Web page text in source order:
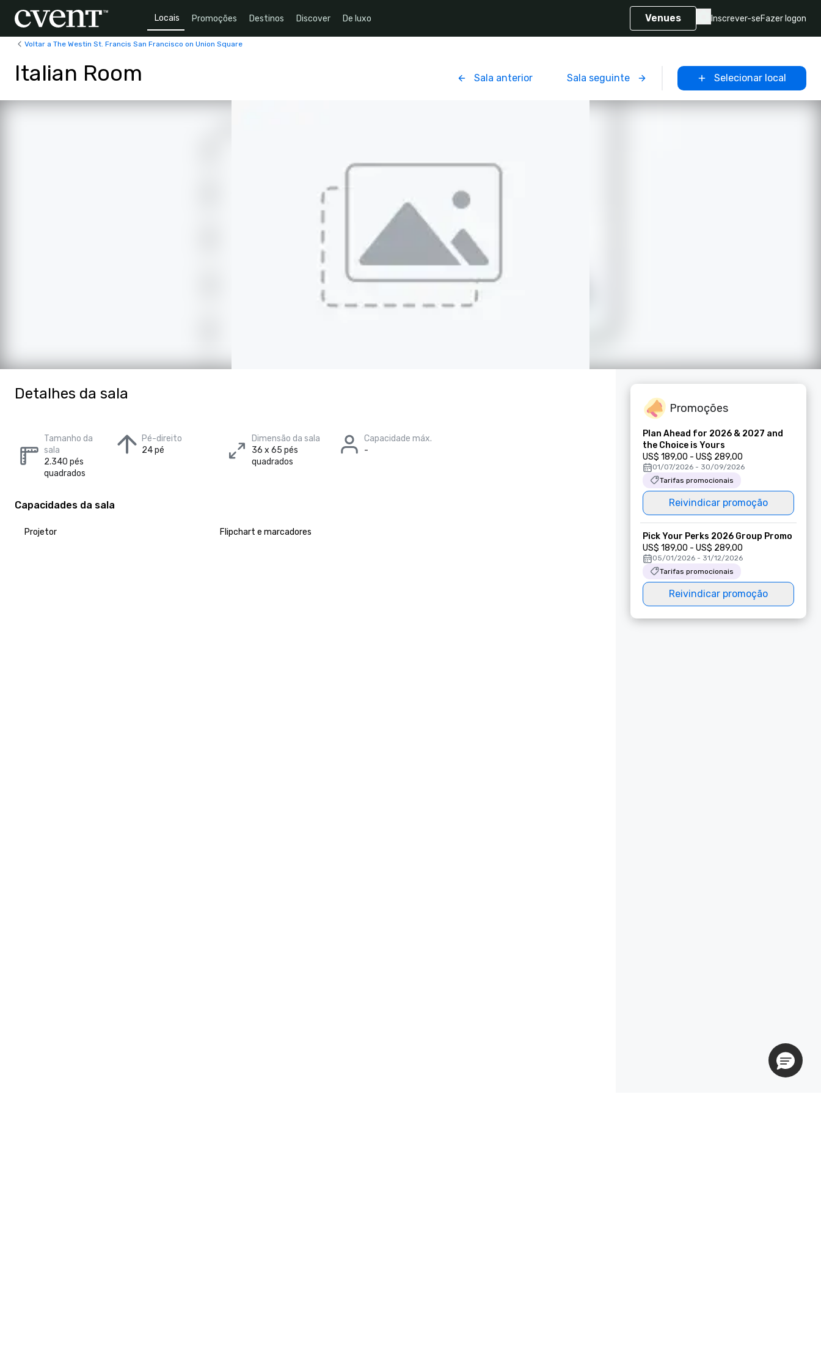
Locais Promoções Destinos Discover De luxo Venues Inscrever-seFazer logon
Voltar a The Westin St. Francis San Francisco on Union Square
Italian Room Sala anterior Sala seguinte Selecionar local
Detalhes da sala
Tamanho da
sala
2.340 pés
quadrados
Pé-direito
24 pé
Dimensão da sala
36 x 65 pés
quadrados
Capacidade máx.
-
Capacidades da sala
Projetor Flipchart e marcadores
Promoções
Plan Ahead for 2026 & 2027 and
the Choice is Yours
US$ 189,00 - US$ 289,00
01/07/2026 - 30/09/2026
Tarifas promocionais
Reivindicar promoção
Pick Your Perks 2026 Group Promo
US$ 189,00 - US$ 289,00
05/01/2026 - 31/12/2026
Tarifas promocionais
Reivindicar promoção